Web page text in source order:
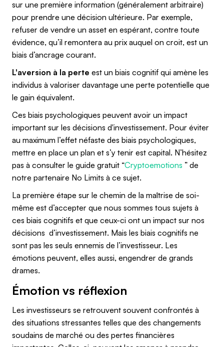
sur une première information (généralement arbitraire)
pour prendre une décision ultérieure. Par exemple,
refuser de vendre un asset en espérant, contre toute
évidence, qu’il remontera au prix auquel on croit, est un
biais d’ancrage courant.
L'aversion à la perte est un biais cognitif qui amène les
individus à valoriser davantage une perte potentielle que
le gain équivalent.
Ces biais psychologiques peuvent avoir un impact
important sur les décisions d'investissement. Pour éviter
au maximum l’effet néfaste des biais psychologiques,
mettre en place un plan et s’y tenir est capital. N’hésitez
pas à consulter le guide gratuit “Cryptoemotions ” de
notre partenaire No Limits à ce sujet.
La première étape sur le chemin de la maîtrise de soi-
même est d’accepter que nous sommes tous sujets à
ces biais cognitifs et que ceux-ci ont un impact sur nos
décisions d’investissement. Mais les biais cognitifs ne
sont pas les seuls ennemis de l’investisseur. Les
émotions peuvent, elles aussi, engendrer de grands
drames.
Émotion vs réflexion
Les investisseurs se retrouvent souvent confrontés à
des situations stressantes telles que des changements
soudains de marché ou des pertes financières